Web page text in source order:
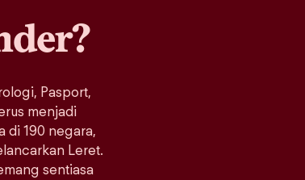
Pasport,
menjadi
di 190 negara,
Leret.
sentiasa